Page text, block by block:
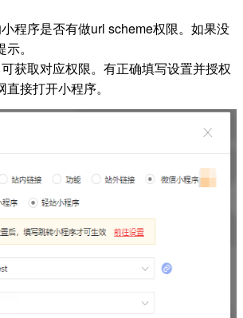
程序是否有做url scheme权限。如果没
。
获取对应权限。有正确填写设置并授权
接打开小程序。